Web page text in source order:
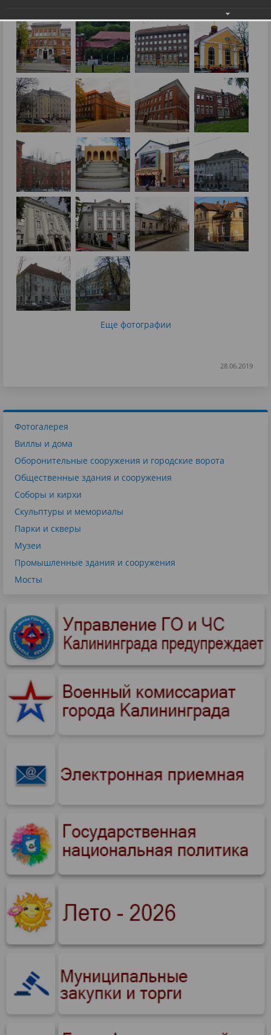
Еще фотографии
28.06.2019
Фотогалерея
Виллы и дома
Оборонительные сооружения и городские ворота
Общественные здания и сооружения
Соборы и кирхи
Скульптуры и мемориалы
Парки и скверы
Музеи
Промышленные здания и сооружения
Мосты